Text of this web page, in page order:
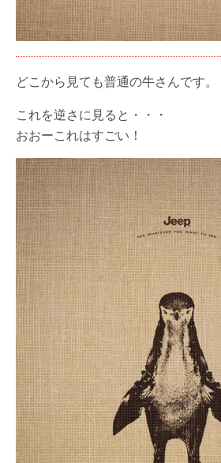
どこから見ても普通の牛さんです。
これを逆さに見ると・・・
おおーこれはすごい！